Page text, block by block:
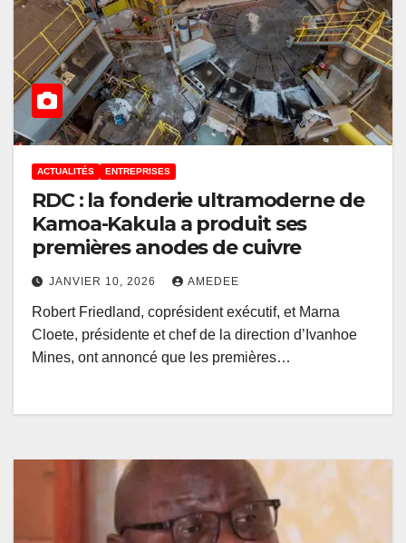
ACTUALITÉS ENTREPRISES
RDC : la fonderie ultramoderne de
Kamoa-Kakula a produit ses
premières anodes de cuivre
JANVIER 10, 2026 AMEDEE
Robert Friedland, coprésident exécutif, et Marna
Cloete, présidente et chef de la direction d’Ivanhoe
Mines, ont annoncé que les premières…